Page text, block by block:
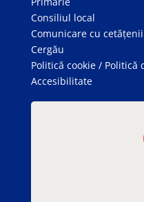
Consiliul local
Comunicare cu cetățenii
Cergău
Politică cookie / Politică
Accesibilitate